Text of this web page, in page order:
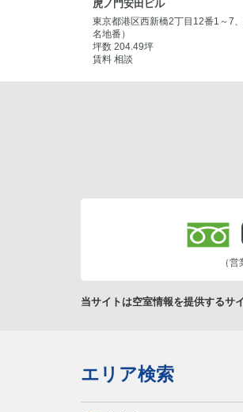
虎ノ門安田ビル
東京都港区西新橋2丁目12番1～7
名地番）
坪数 204.49坪
賃料 相談
（
当サイトは空室情報を提供するサ
エリア検索